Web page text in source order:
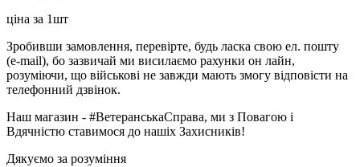
ціна за 1шт
Зробивши замовлення, перевірте, будь ласка свою ел. пошту
(e-mail), бо зазвичай ми висилаємо рахунки он лайн,
розуміючи, що військові не завжди мають змогу відповісти на
телефонний дзвінок.
Наш магазин - #ВетеранськаСправа, ми з Повагою і
Вдячністю ставимося до нашіх Захисників!
Дякуємо за розуміння